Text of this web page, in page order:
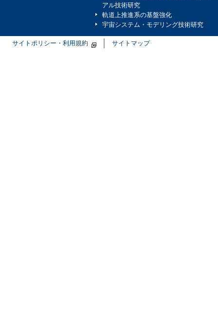
アル技術研究
軌道上推進系の基盤強化
宇宙システム・モデリング技術研究
サイトポリシー・利用規約 サイトマップ